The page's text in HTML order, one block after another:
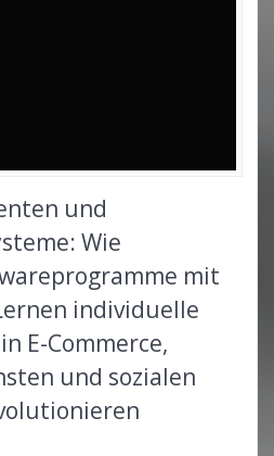
und
Wie
mit
individuelle
E-Commerce,
und sozialen